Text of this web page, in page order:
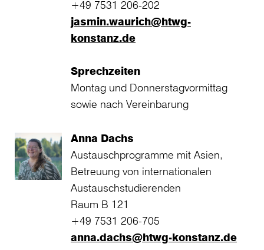
+49 7531 206-202
jasmin.waurich@htwg-
konstanz.de
Sprechzeiten
Montag und Donnerstagvormittag
sowie nach Vereinbarung
Anna Dachs
Austauschprogramme mit Asien,
Betreuung von internationalen
Austauschstudierenden
Raum B 121
+49 7531 206-705
anna.dachs@htwg-konstanz.de